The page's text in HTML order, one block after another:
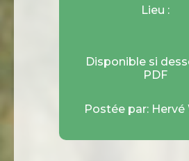
Lieu :
Disponible si
PDF
Postée par: Hervé